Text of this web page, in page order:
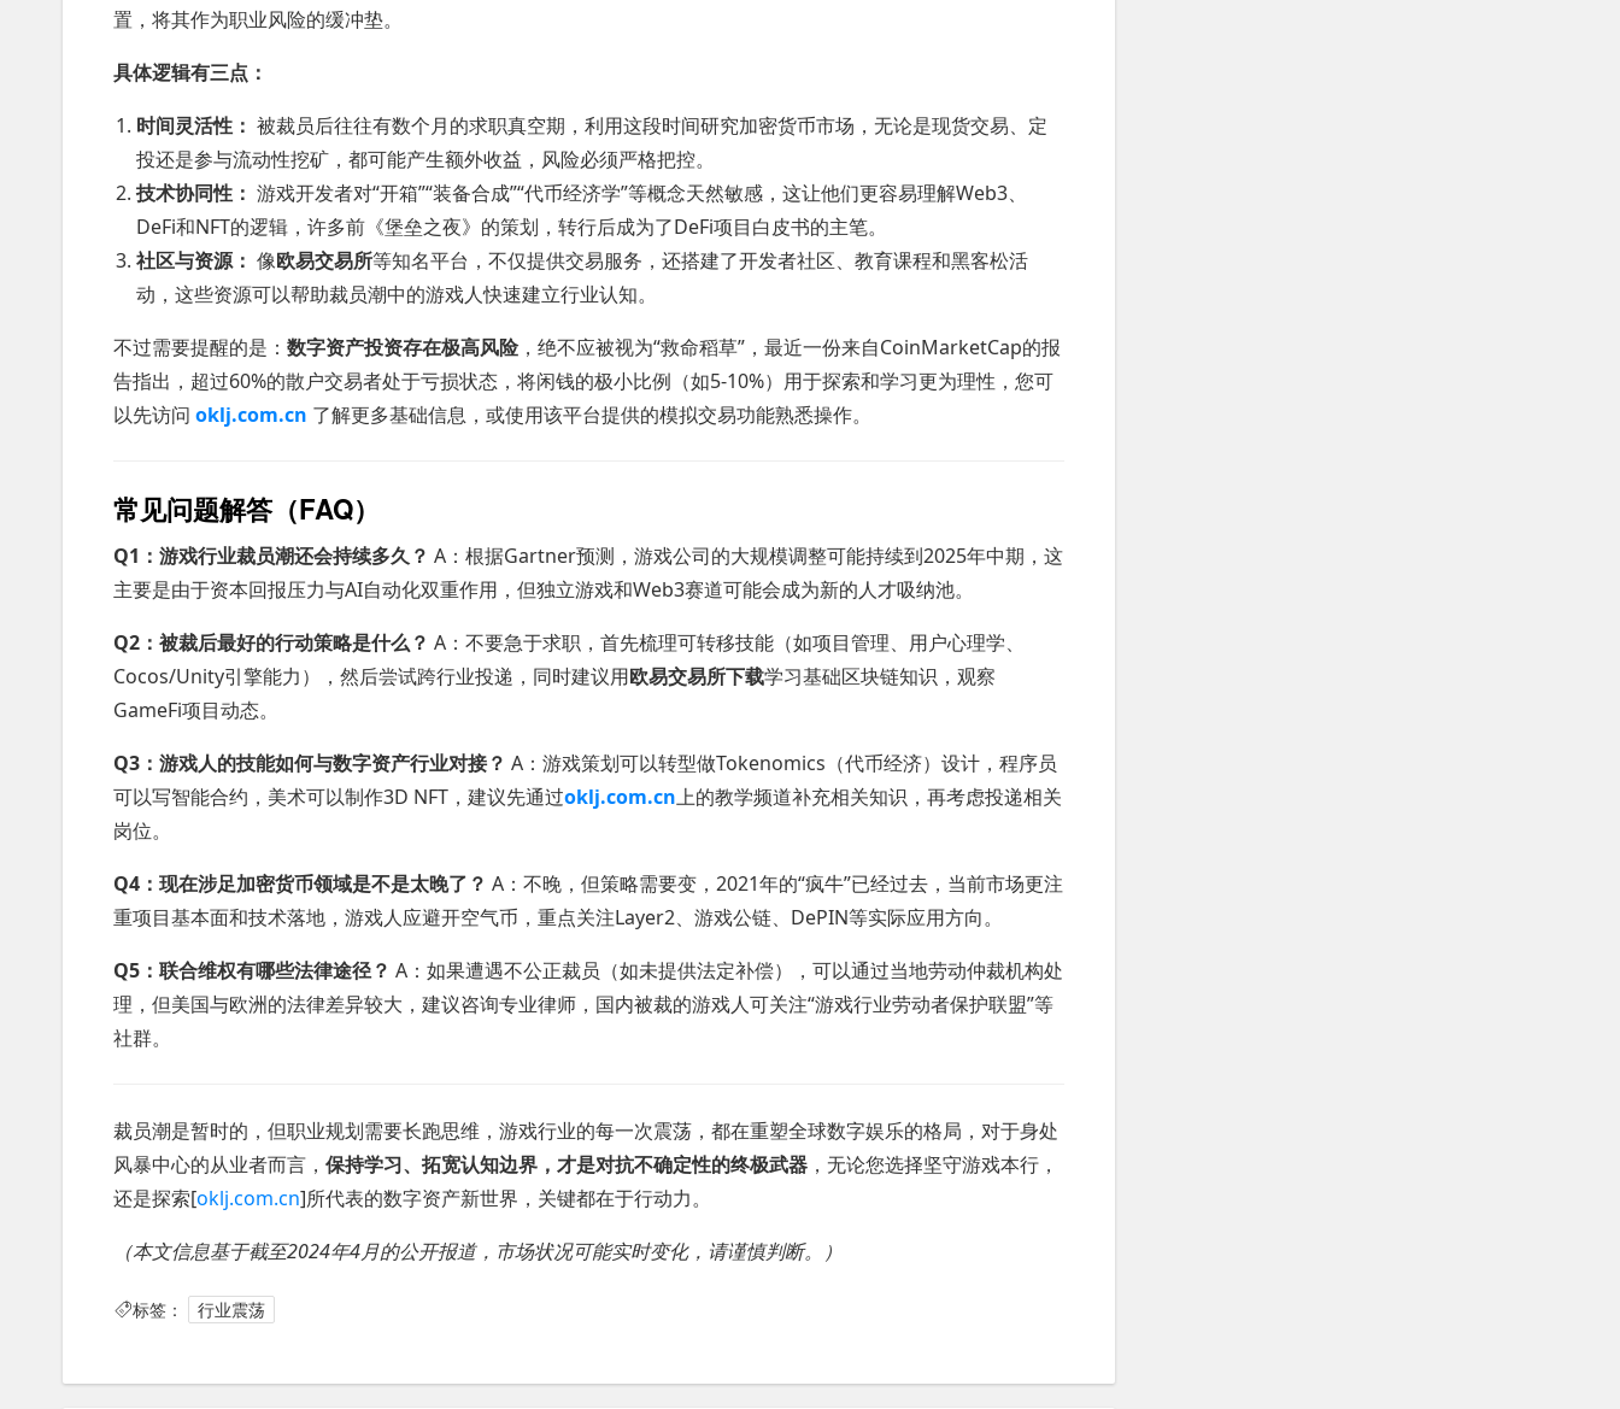
置，将其作为职业风险的缓冲垫。
具体逻辑有三点：
时间灵活性： 被裁员后往往有数个月的求职真空期，利用这段时间研究加密货币市场，无论是现货交易、定
投还是参与流动性挖矿，都可能产生额外收益，风险必须严格把控。
技术协同性： 游戏开发者对“开箱”“装备合成”“代币经济学”等概念天然敏感，这让他们更容易理解Web3、
DeFi和NFT的逻辑，许多前《堡垒之夜》的策划，转行后成为了DeFi项目白皮书的主笔。
社区与资源： 像欧易交易所等知名平台，不仅提供交易服务，还搭建了开发者社区、教育课程和黑客松活
动，这些资源可以帮助裁员潮中的游戏人快速建立行业认知。
不过需要提醒的是： 数字资产投资存在极高风险，绝不应被视为“救命稻草”，最近一份来自CoinMarketCap的报
告指出，超过60%的散户交易者处于亏损状态，将闲钱的极小比例（如5-10%）用于探索和学习更为理性，您可
以先访问 oklj.com.cn 了解更多基础信息，或使用该平台提供的模拟交易功能熟悉操作。
常见问题解答（FAQ）
Q1：游戏行业裁员潮还会持续多久？ A：根据Gartner预测，游戏公司的大规模调整可能持续到2025年中期，这
主要是由于资本回报压力与AI自动化双重作用，但独立游戏和Web3赛道可能会成为新的人才吸纳池。
Q2：被裁后最好的行动策略是什么？ A：不要急于求职，首先梳理可转移技能（如项目管理、用户心理学、
Cocos/Unity引擎能力），然后尝试跨行业投递，同时建议用欧易交易所下载学习基础区块链知识，观察
GameFi项目动态。
Q3：游戏人的技能如何与数字资产行业对接？ A：游戏策划可以转型做Tokenomics（代币经济）设计，程序员
可以写智能合约，美术可以制作3D NFT，建议先通过oklj.com.cn上的教学频道补充相关知识，再考虑投递相关
岗位。
Q4：现在涉足加密货币领域是不是太晚了？ A：不晚，但策略需要变，2021年的“疯牛”已经过去，当前市场更注
重项目基本面和技术落地，游戏人应避开空气币，重点关注Layer2、游戏公链、DePIN等实际应用方向。
Q5：联合维权有哪些法律途径？ A：如果遭遇不公正裁员（如未提供法定补偿），可以通过当地劳动仲裁机构处
理，但美国与欧洲的法律差异较大，建议咨询专业律师，国内被裁的游戏人可关注“游戏行业劳动者保护联盟”等
社群。
裁员潮是暂时的，但职业规划需要长跑思维，游戏行业的每一次震荡，都在重塑全球数字娱乐的格局，对于身处
风暴中心的从业者而言， 保持学习、拓宽认知边界，才是对抗不确定性的终极武器 ，无论您选择坚守游戏本行，
还是探索[oklj.com.cn]所代表的数字资产新世界，关键都在于行动力。
（本文信息基于截至2024年4月的公开报道，市场状况可能实时变化，请谨慎判断。）
标签： 行业震荡